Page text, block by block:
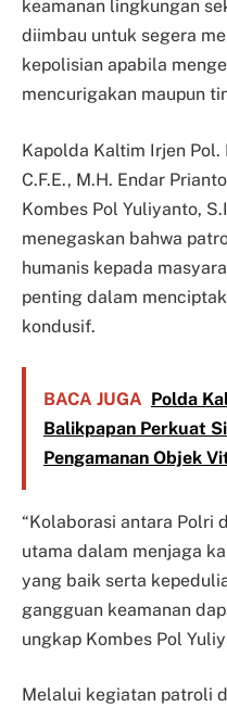
keamanan lingkungan
diimbau untuk segera
kepolisian apabila
mencurigakan maupun
Kapolda Kaltim Irjen Pol.
C.F.E., M.H. Endar
Kombes Pol Yuliyanto,
menegaskan bahwa
humanis kepada
penting dalam
kondusif.
BACA JUGA Polda
Balikpapan Perkuat
Pengamanan Objek
“Kolaborasi antara Polri
utama dalam menjaga
yang baik serta
gangguan keamanan
ungkap Kombes Pol
Melalui kegiatan patroli